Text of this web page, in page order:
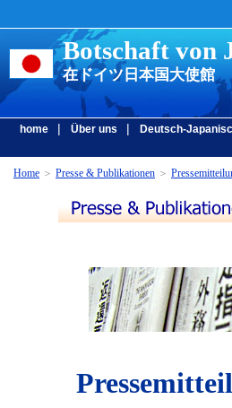
Botschaft von
在ドイツ日本国大使館
home | Über uns | Deutsch-
Home ＞ Presse & Publikationen ＞